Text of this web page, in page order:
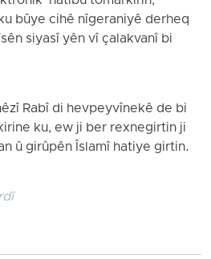
bûye cihê nîgeraniyê derheq
siyasî yên vî çalakvanî bi
Rabî di hevpeyvînekê de bi
ku, ew ji ber rexnegirtin ji
û girûpên Îslamî hatiye girtin.